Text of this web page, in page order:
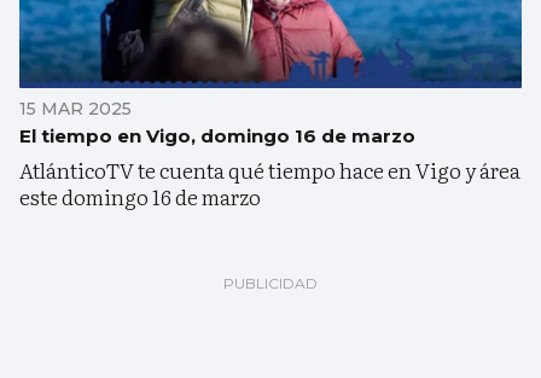
15 MAR 2025
El tiempo en Vigo, domingo 16 de marzo
AtlánticoTV te cuenta qué tiempo hace en Vigo y área
este domingo 16 de marzo